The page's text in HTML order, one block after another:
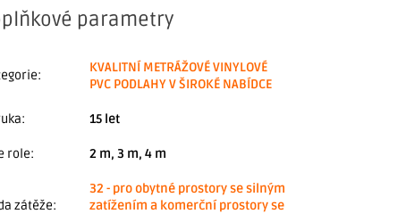
parametry
:
KVALITNÍ METRÁŽOVÉ VINYLOVÉ
PVC PODLAHY V ŠIROKÉ NABÍDCE
: 15 let
role: 2 m, 3 m, 4 m
zátěže:
32 - pro obytné prostory se silným
zatížením a komerční prostory se